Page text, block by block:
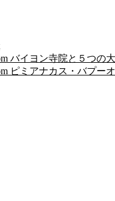
バイヨン寺院と５つの
ピミアナカス・バプー